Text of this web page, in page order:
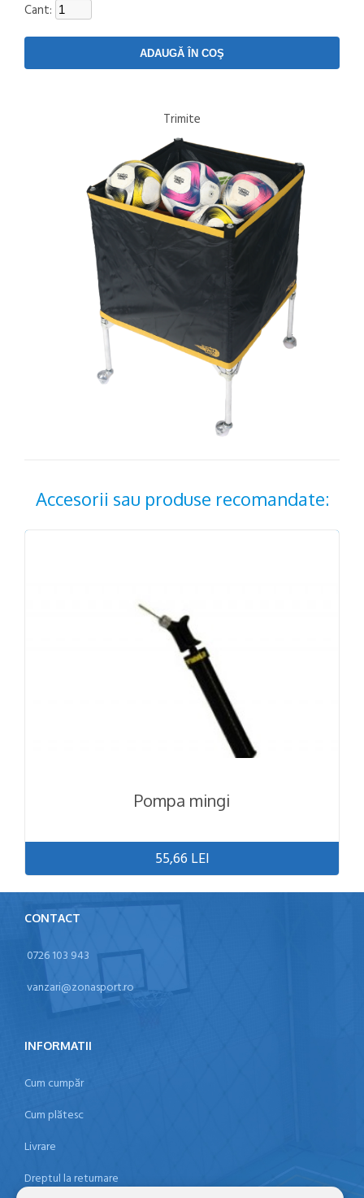
Cant:
Trimite
Accesorii sau produse recomandate:
Pompa mingi
55,66 LEI
CONTACT
0726 103 943
vanzari@zonasport.ro
INFORMATII
Cum cumpăr
Cum plătesc
Livrare
Dreptul la returnare